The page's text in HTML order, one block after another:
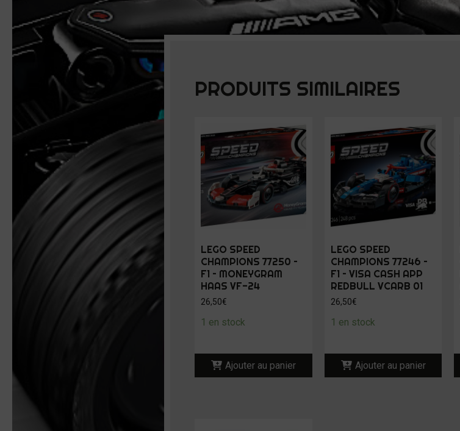
PRODUITS SIMILAIRES
LEGO SPEED
CHAMPIONS 77250 –
F1 – MONEYGRAM
HAAS VF-24
26,50€
1 en stock
Ajouter au panier
LEGO SPEED
CHAMPIONS 77246 –
F1 – VISA CASH APP
REDBULL VCARB 01
26,50€
1 en stock
Ajouter au panier